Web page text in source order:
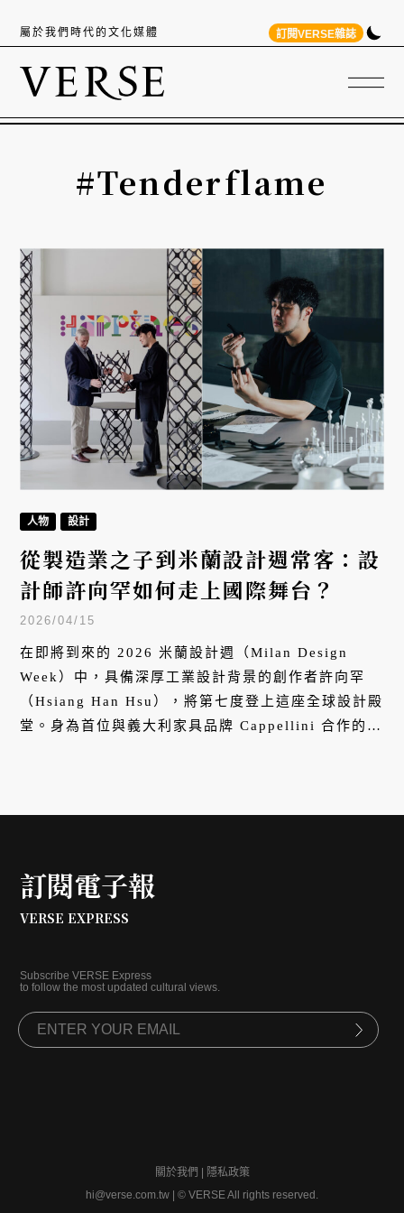
屬於我們時代的文化媒體 訂閱VERSE雜誌
#Tenderflame
人物 設計
從製造業之子到米蘭設計週常客：設
計師許向罕如何走上國際舞台？
2026/04/15
在即將到來的 2026 米蘭設計週（Milan Design
Week）中，具備深厚工業設計背景的創作者許向罕
（Hsiang Han Hsu），將第七度登上這座全球設計殿
堂。身為首位與義大利家具品牌 Cappellini 合作的台
訂閱電子報
VERSE EXPRESS
Subscribe VERSE Express
to follow the most updated cultural views.
關於我們
隱私政策
hi@verse.com.tw
© VERSE All rights reserved.